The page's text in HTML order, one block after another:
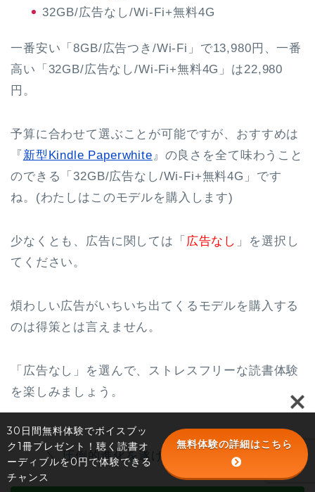
32GB/広告なし/Wi-Fi+無料4G
一番安い「8GB/広告つき/Wi-Fi」で13,980円、一番
高い「32GB/広告なし/Wi-Fi+無料4G」は22,980
円。
予算に合わせて選ぶことが可能ですが、おすすめは
『 新型Kindle Paperwhite』の良さを全て味わうこと
のできる「32GB/広告なし/Wi-Fi+無料4G」です
ね。(わたしはこのモデルを購入します)
少なくとも、広告に関しては「 広告なし 」を選択し
てください。
煩わしい広告がいちいち出てくるモデルを購入する
のは得策とは言えません。
「広告なし」を選んで、ストレスフリーな読書体験
を楽しみましょう。
＼ 圧倒的進化を遂げた新型モデル！ ／
30日間無料体験でボイスブッ
ク1冊プレゼント！聴く読書オ
ーディブルを0円で体験できる
チャンス
無料体験の詳細はこちら